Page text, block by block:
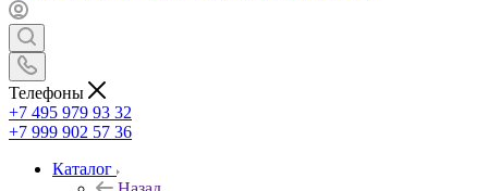
Телефоны
+7 495 979 93 32
+7 999 902 57 36
Каталог